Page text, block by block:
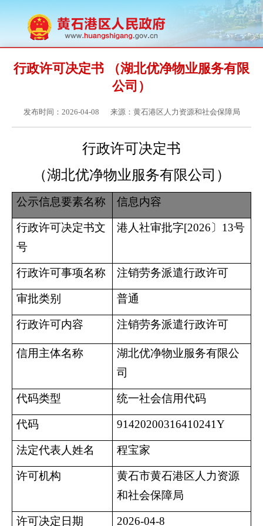
行政许可决定书 （湖北优净物业服务有限
公司）
发布时间：2026-04-08 来源：黄石港区人力资源和社会保障局
行政许可决定书
（湖北优净物业服务有限公司）
公示信息要素名称 信息内容
行政许可决定书文
号
港人社审批字[2026〕13号
行政许可事项名称 注销劳务派遣行政许可
审批类别 普通
行政许可内容 注销劳务派遣行政许可
信用主体名称
湖北优净物业服务有限公
司
代码类型 统一社会信用代码
代码 91420200316410241Y
法定代表人姓名 程宝家
许可机构
黄石市黄石港区人力资源
和社会保障局
许可决定日期 2026-04-8